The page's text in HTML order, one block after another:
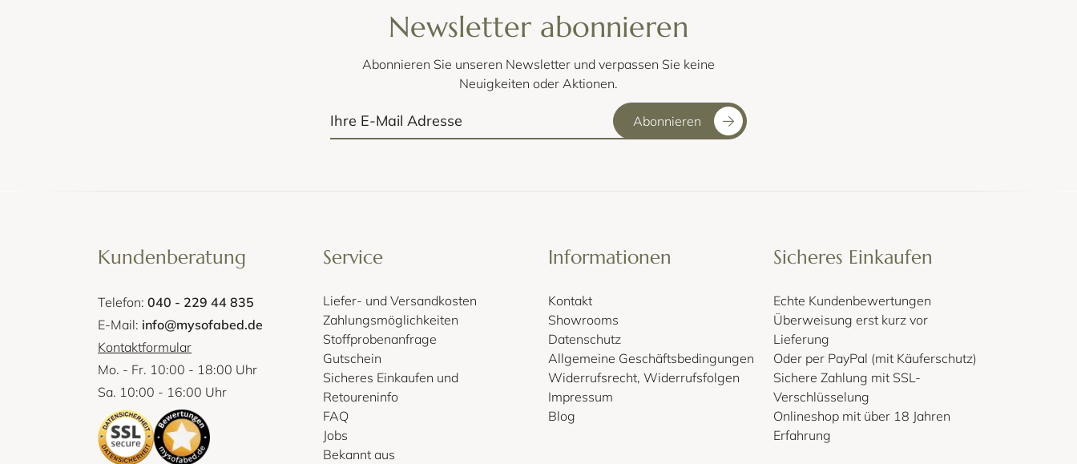
skandinavische KOPENHAGEN Wohnlandschaft integrieren lässt.Newsletter abonnieren
Abonnieren Sie unseren Newsletter und verpassen Sie keine
Neuigkeiten oder Aktionen.
Abonnieren
Kundenberatung
Telefon: 040 - 229 44 835
E-Mail: info@mysofabed.de
Kontaktformular
Mo. - Fr. 10:00 - 18:00 Uhr
Sa. 10:00 - 16:00 Uhr
Service
Liefer- und Versandkosten
Zahlungsmöglichkeiten
Stoffprobenanfrage
Gutschein
Sicheres Einkaufen und
Retoureninfo
FAQ
Jobs
Bekannt aus
Informationen
Kontakt
Showrooms
Datenschutz
Allgemeine Geschäftsbedingungen
Widerrufsrecht, Widerrufsfolgen
Impressum
Blog
Sicheres Einkaufen
Echte Kundenbewertungen
Überweisung erst kurz vor
Lieferung
Oder per PayPal (mit Käuferschutz)
Sichere Zahlung mit SSL-
Verschlüsselung
Onlineshop mit über 18 Jahren
Erfahrung